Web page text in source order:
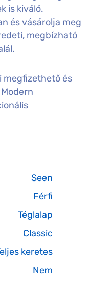
is kiváló.
és vásárolja meg
megbízható
megfizethető és
Seen
Férfi
Téglalap
Classic
keretes
Nem